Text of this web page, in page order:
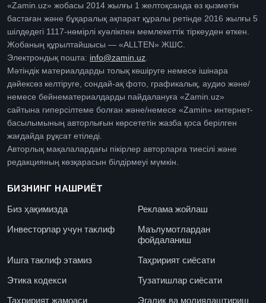
«Zamin.uz» жобасы 2014 жылғы 1 желтоқсанда өз қызметін
бастаған және бұқаралық ақпарат құралы ретінде 2016 жылғы 5
шілдедегі 1117-нөмірлі куәлікпен мемлекеттік тіркеуден өткен.
Жобаның құрылтайшысы — «ALLTEN» ЖШС.
Электрондық пошта: info@zamin.uz
Мәтіндік материалдарды толық көшіруге немесе ішінара
дәйексөз келтіруге, сондай-ақ фото, графикалық, аудио және/
немесе бейнематериалдарды пайдалануға «Zamin.uz»
сайтына гиперсілтеме болған және/немесе «Zamin» интернет-
басылымының авторлығын көрсететін жазба қоса берілген
жағдайда рұқсат етіледі.
Авторлық мақалалардағы пікірлер авторларға тиесілі және
редакцияның көзқарасын білдірмеуі мүмкін.
БИЗНИНГ НАШРИЁТ
Биз ҳақимизда
Реклама жойлаш
Инвесторлар учун таклиф
Маълумотлардан
фойдаланиш
Ишга таклиф этамиз
Таҳририят сиёсати
Этика кодекси
Тузатишлар сиёсати
Таҳририят жамоаси
Эгалик ва молиялаштириш